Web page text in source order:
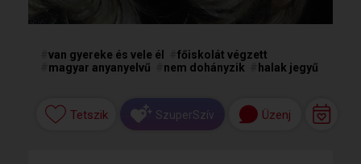
van gyereke és vele él
főiskolát végzett
magyar anyanyelvű nem dohányzik halak jegyű
Tetszik SzuperSzív Üzenj